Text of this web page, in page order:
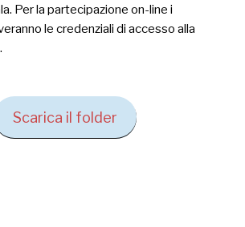
Per la partecipazione on-line i
le credenziali di accesso alla
Scarica il folder